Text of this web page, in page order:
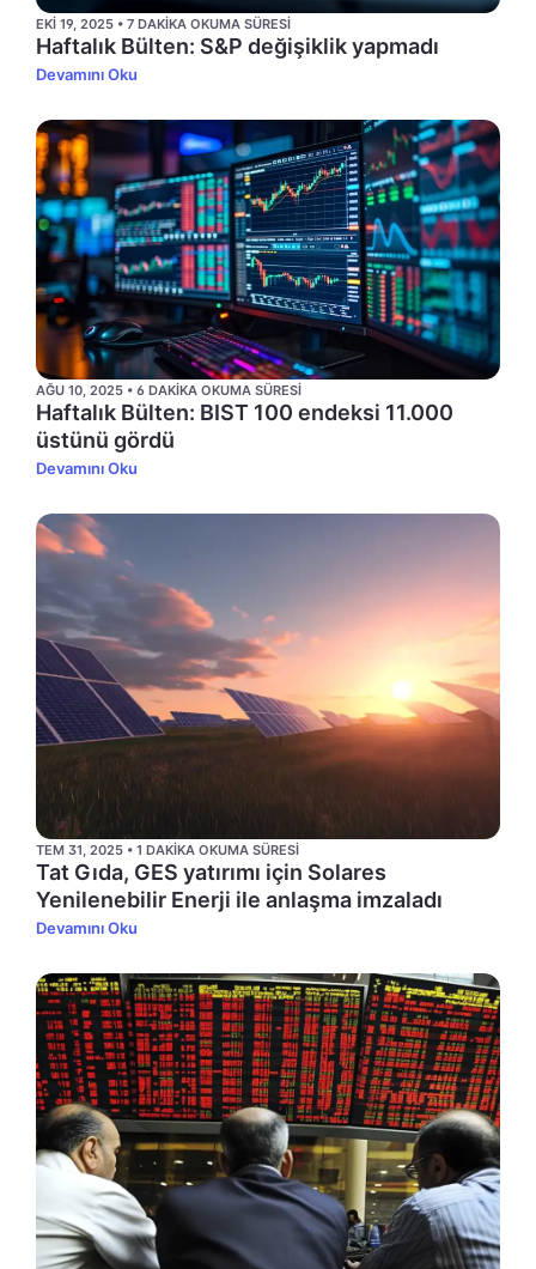
EKI 19, 2025 • 7 DAKIKA OKUMA SÜRESI
Haftalık Bülten: S&P değişiklik yapmadı
Devamını Oku
AĞU 10, 2025 • 6 DAKIKA OKUMA SÜRESI
Haftalık Bülten: BIST 100 endeksi 11.000
üstünü gördü
Devamını Oku
TEM 31, 2025 • 1 DAKIKA OKUMA SÜRESI
Tat Gıda, GES yatırımı için Solares
Yenilenebilir Enerji ile anlaşma imzaladı
Devamını Oku